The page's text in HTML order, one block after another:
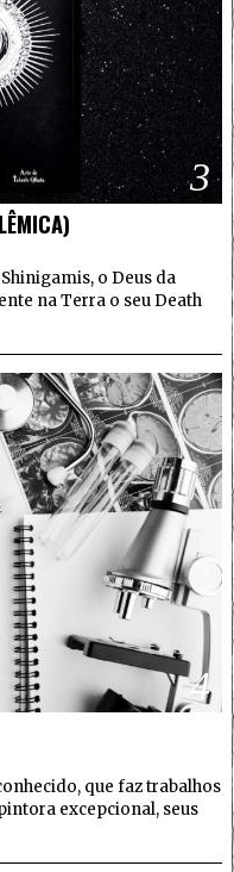
3
o Deus da
na Terra o seu Death
4
que faz trabalhos
excepcional, seus